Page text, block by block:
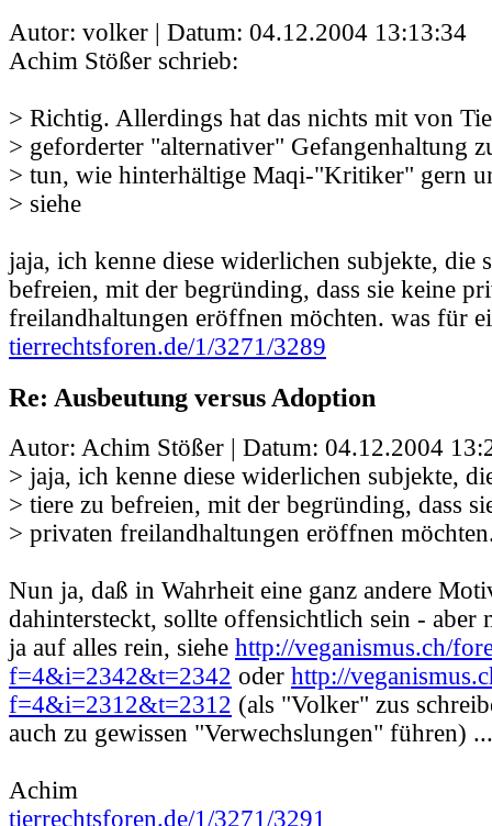
Autor: volker | Datum: 04.12.2004 13:13:34
Achim Stößer schrieb:
> Richtig. Allerdings hat das nichts mit von
> geforderter "alternativer" Gefangenhaltung
> tun, wie hinterhältige Maqi-"Kritiker" gern
> siehe
jaja, ich kenne diese widerlichen subjekte, die
befreien, mit der begründing, dass sie keine
freilandhaltungen eröffnen möchten. was für
tierrechtsforen.de/1/3271/3289
Re: Ausbeutung versus Adoption
Autor: Achim Stößer | Datum: 04.12.2004
> jaja, ich kenne diese widerlichen subjekte,
> tiere zu befreien, mit der begründing, dass
> privaten freilandhaltungen eröffnen
Nun ja, daß in Wahrheit eine ganz andere
dahintersteckt, sollte offensichtlich sein - aber
ja auf alles rein, siehe http://veganismus.ch/
f=4&i=2342&t=2342 oder http://
f=4&i=2312&t=2312 (als "Volker" zus
auch zu gewissen "Verwechslungen" führen) ...
Achim
tierrechtsforen.de/1/3271/3291